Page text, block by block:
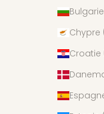
Chypre
Croatie